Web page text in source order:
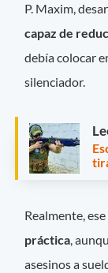
P. Maxim,
capaz de
debía colocar
silenciador.
Realmente,
práctica,
asesinos a